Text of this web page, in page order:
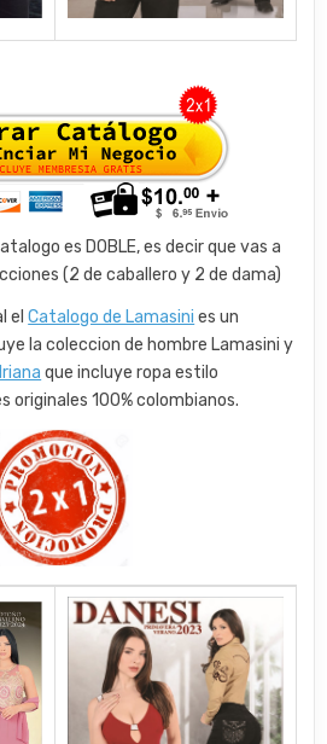
es DOBLE, es decir que vas a
(2 de caballero y 2 de dama)
elCatalogo de Lamasini es un
la coleccion de hombre Lamasini y
que incluye ropa estilo
originales 100% colombianos.